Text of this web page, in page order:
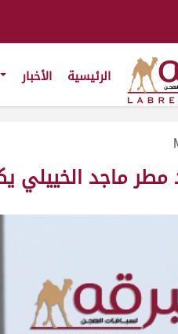
الرئيسية الأخبار
ماجد الخييلي